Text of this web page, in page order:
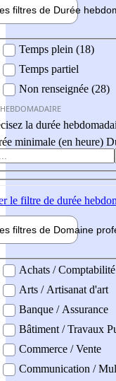
filtres de Durée hebdo
Temps plein (18)
Temps partiel
Non renseignée (28)
la durée
minimale (en heure)
le filtre de durée
filtres de Domaine pro
professionel
Achats /
Arts / Artisanat d'art
Banque / Assurance
Bâtiment / Travaux
Commerce / Vente
Communication /